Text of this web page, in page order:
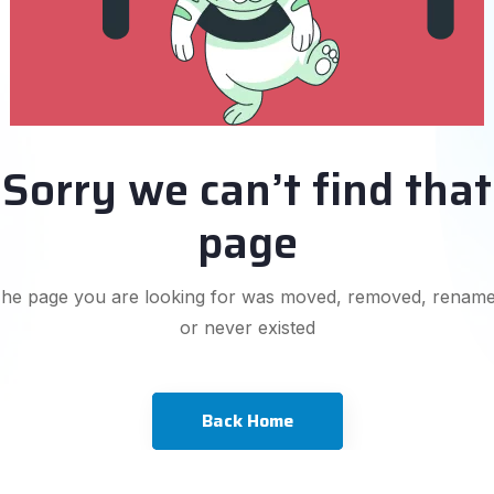
Sorry we can’t find that
page
page you are looking for was moved, removed,
or never existed
Back Home